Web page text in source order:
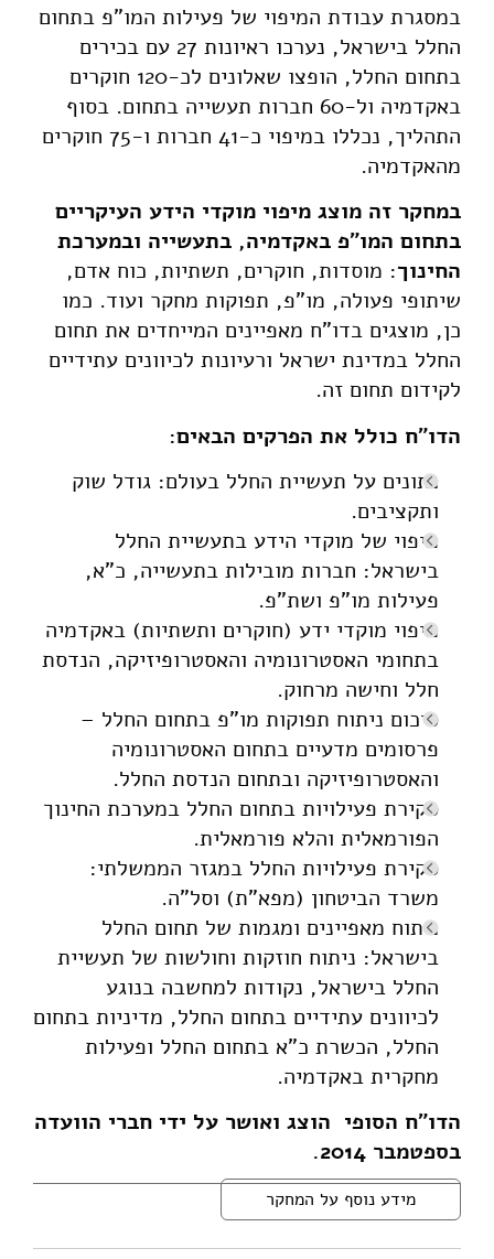
במסגרת עבודת המיפוי של פעילות המו"פ בתחום
החלל בישראל, נערכו ראיונות 27 עם בכירים
בתחום החלל, הופצו שאלונים לכ-120 חוקרים
באקדמיה ול-60 חברות תעשייה בתחום. בסוף
התהליך, נכללו במיפוי כ-41 חברות ו-75 חוקרים
מהאקדמיה.
במחקר זה מוצג מיפוי מוקדי הידע העיקריים
בתחום המו"פ באקדמיה, בתעשייה ובמערכת
החינוך: מוסדות, חוקרים, תשתיות, כוח אדם,
שיתופי פעולה, מו"פ, תפוקות מחקר ועוד. כמו
כן, מוצגים בדו"ח מאפיינים המייחדים את תחום
החלל במדינת ישראל ורעיונות לכיוונים עתידיים
לקידום תחום זה.
הדו"ח כולל את הפרקים הבאים:
נתונים על תעשיית החלל בעולם: גודל שוק
ותקציבים.
מיפוי של מוקדי הידע בתעשיית החלל
בישראל: חברות מובילות בתעשייה, כ"א,
פעילות מו"פ ושת"פ.
מיפוי מוקדי ידע (חוקרים ותשתיות) באקדמיה
בתחומי האסטרונומיה והאסטרופיזיקה, הנדסת
חלל וחישה מרחוק.
סיכום ניתוח תפוקות מו"פ בתחום החלל –
פרסומים מדעיים בתחום האסטרונומיה
והאסטרופיזיקה ובתחום הנדסת החלל.
סקירת פעילויות בתחום החלל במערכת החינוך
הפורמאלית והלא פורמאלית.
סקירת פעילויות החלל במגזר הממשלתי:
משרד הביטחון (מפא"ת) וסל"ה.
ניתוח מאפיינים ומגמות של תחום החלל
בישראל: ניתוח חוזקות וחולשות של תעשיית
החלל בישראל, נקודות למחשבה בנוגע
לכיוונים עתידיים בתחום החלל, מדיניות בתחום
החלל, הכשרת כ"א בתחום החלל ופעילות
מחקרית באקדמיה.
הדו"ח הסופי הוצג ואושר על ידי חברי הוועדה
בספטמבר 2014.
מידע נוסף על המחקר